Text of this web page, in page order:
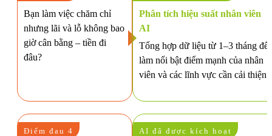
Bạn làm việc chăm chỉ
nhưng lãi và lỗ không bao
giờ cân bằng – tiền đi
đâu?
Phân tích hiệu suất nhân viên
AI
Tổng hợp dữ liệu từ 1–3 tháng để
làm nổi bật điểm mạnh của nhân
viên và các lĩnh vực cần cải thiện.
Điểm đau 4 AI đã được kích hoạt